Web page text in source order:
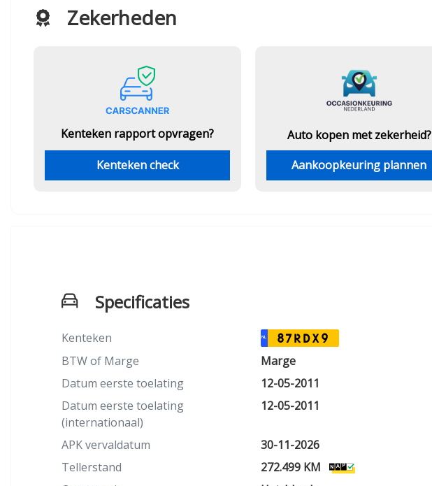
Zekerheden
Kenteken rapport opvragen?
Kenteken check
Auto kopen met zekerheid?
Aankoopkeuring plannen
Specificaties
Kenteken NL 87RDX9
BTW of Marge
Marge
Datum eerste toelating
12-05-2011
Datum eerste toelating
(internationaal)
12-05-2011
APK vervaldatum
30-11-2026
Tellerstand
272.499 KM